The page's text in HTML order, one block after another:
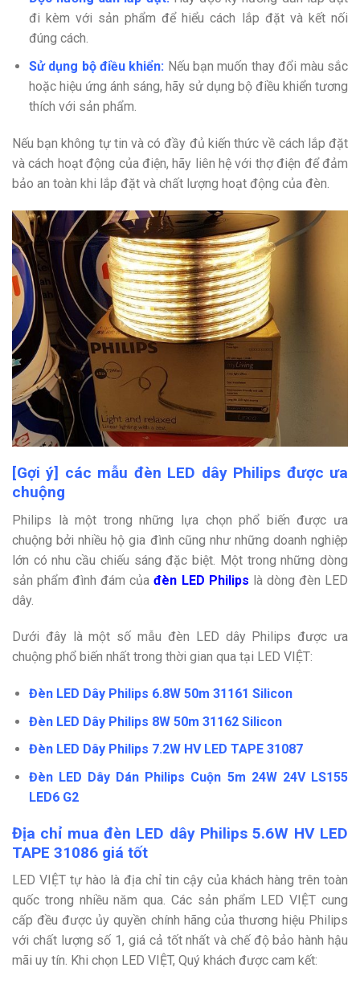
đi kèm với sản phẩm để hiểu cách lắp đặt và kết nối
đúng cách.
Sử dụng bộ điều khiển: Nếu bạn muốn thay đổi màu sắc
hoặc hiệu ứng ánh sáng, hãy sử dụng bộ điều khiển tương
thích với sản phẩm.
Nếu bạn không tự tin và có đầy đủ kiến thức về cách lắp đặt
và cách hoạt động của điện, hãy liên hệ với thợ điện để đảm
bảo an toàn khi lắp đặt và chất lượng hoạt động của đèn.
[Gợi ý] các mẫu đèn LED dây Philips được ưa
chuộng
Philips là một trong những lựa chọn phổ biến được ưa
chuộng bởi nhiều hộ gia đình cũng như những doanh nghiệp
lớn có nhu cầu chiếu sáng đặc biệt. Một trong những dòng
sản phẩm đình đám củađèn LED Philips là dòng đèn LED
dây.
Dưới đây là một số mẫu đèn LED dây Philips được ưa
chuộng phổ biến nhất trong thời gian qua tại LED VIỆT:
Đèn LED Dây Philips 6.8W 50m 31161 Silicon
Đèn LED Dây Philips 8W 50m 31162 Silicon
Đèn LED Dây Philips 7.2W HV LED TAPE 31087
Đèn LED Dây Dán Philips Cuộn 5m 24W 24V LS155
LED6 G2
Địa chỉ mua đèn LED dây Philips 5.6W HV LED
TAPE 31086 giá tốt
LED VIỆT tự hào là địa chỉ tin cậy của khách hàng trên toàn
quốc trong nhiều năm qua. Các sản phẩm LED VIỆT cung
cấp đều được ủy quyền chính hãng của thương hiệu Philips
với chất lượng số 1, giá cả tốt nhất và chế độ bảo hành hậu
mãi uy tín. Khi chọn LED VIỆT, Quý khách được cam kết: